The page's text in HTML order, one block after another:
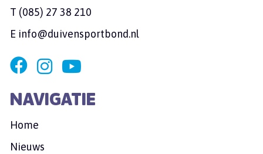
T (085) 27 38 210
E info@duivensportbond.nl
NAVIGATIE
Home
Nieuws